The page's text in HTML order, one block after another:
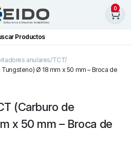
0
Productos
anulares TCT
Ø 18 mm x 50 mm – Broca de
(Carburo de
x 50 mm – Broca de